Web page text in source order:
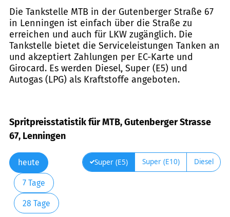
Die Tankstelle MTB in der Gutenberger Straße 67
in Lenningen ist einfach über die Straße zu
erreichen und auch für LKW zugänglich. Die
Tankstelle bietet die Serviceleistungen Tanken an
und akzeptiert Zahlungen per EC-Karte und
Girocard. Es werden Diesel, Super (E5) und
Autogas (LPG) als Kraftstoffe angeboten.
Spritpreisstatistik für MTB, Gutenberger Strasse
67, Lenningen
heute
7 Tage
28 Tage
Super (E5) Super (E10) Diesel